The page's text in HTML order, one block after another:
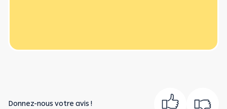
Donnez-nous votre avis !